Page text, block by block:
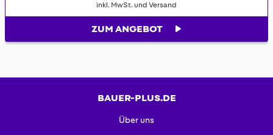
inkl. MwSt. und Versand
ZUM ANGEBOT
BAUER-PLUS.DE
Über uns